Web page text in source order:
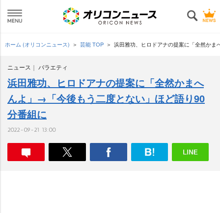
ホーム (オリコンニュース) 芸能 TOP 浜田雅功、ヒロドアナの提案に「全然か
ニュース バラエティ
浜田雅功、ヒロドアナの提案に「全然かまへ
んよ」→「今後もう二度とない」ほど語り90
分番組に
2022-09-21 13:00